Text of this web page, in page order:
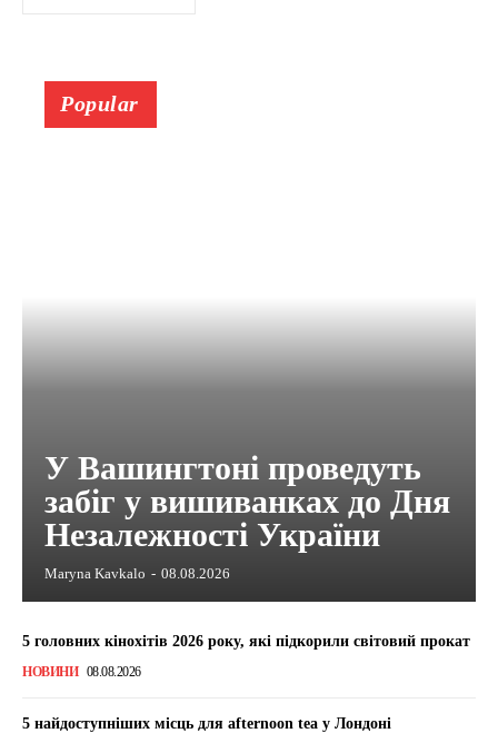
Popular
У Вашингтоні проведуть
забіг у вишиванках до Дня
Незалежності України
Maryna Kavkalo - 08.08.2026
5 головних кінохітів 2026 року, які підкорили світовий прокат
НОВИНИ 08.08.2026
5 найдоступніших місць для afternoon tea у Лондоні